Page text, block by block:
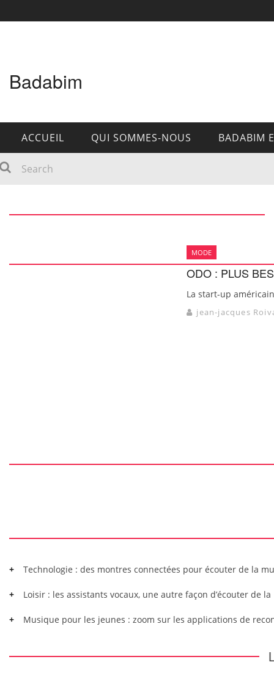
Badabim
ACCUEIL QUI SOMMES-NOUS BADABIM
MODE
ODO : PLUS
La start-up
jean-jacques
Technologie : des montres connectées pour écouter de la
Loisir : les assistants vocaux, une autre façon d’écouter de
Musique pour les jeunes : zoom sur les applications de